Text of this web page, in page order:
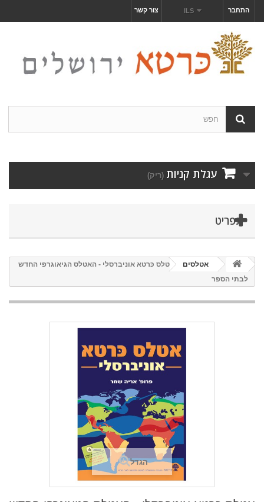
התחבר ILS צור קשר
עגלת קניות (ריק)
תפריט
אטלסים
אטלס כּרטא אוניברסלי - האטלס הגיאוגרפי החדש
לבתי הספר
הגדל